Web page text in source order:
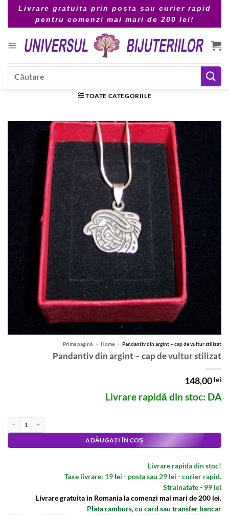
Livrare gratuita prin posta sau curier rapid
pentru comenzi mai mari de 200 lei!
TOATE CATEGORIILE
Prima pagină » Home » Pandantiv din argint – cap de vultur stilizat
Pandantiv din argint – cap de vultur stilizat
148,00 lei
Livrare rapidă din stoc: DA
Cantitate Pandantiv din argint - cap de vultur stilizat
ADĂUGAȚI ÎN COȘ
Livrare rapida din stoc!
Taxe livrare: 19 lei - posta sau 29 lei - curier rapid.
Strainatate - 99 lei
Livrare gratuita in Romania la comenzi mai mari de 200 lei.
Plata ramburs, cu card sau transfer bancar